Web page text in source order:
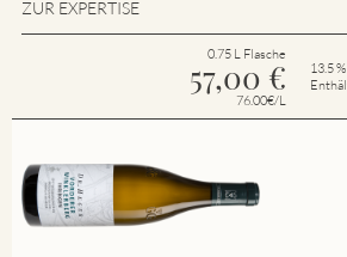
ZUR EXPERTISE
0.75 L Flasche
57,00 €
76.00€/L
13.5